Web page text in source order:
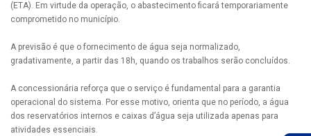
(ETA). Em virtude da operação, o abastecimento ficará temporariamente
comprometido no município.
A previsão é que o fornecimento de água seja normalizado,
gradativamente, a partir das 18h, quando os trabalhos serão concluídos.
A concessionária reforça que o serviço é fundamental para a garantia
operacional do sistema. Por esse motivo, orienta que no período, a água
dos reservatórios internos e caixas d’água seja utilizada apenas para
atividades essenciais.